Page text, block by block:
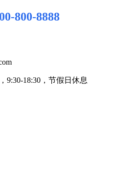
800-8888
9:30-18:30，节假日休息